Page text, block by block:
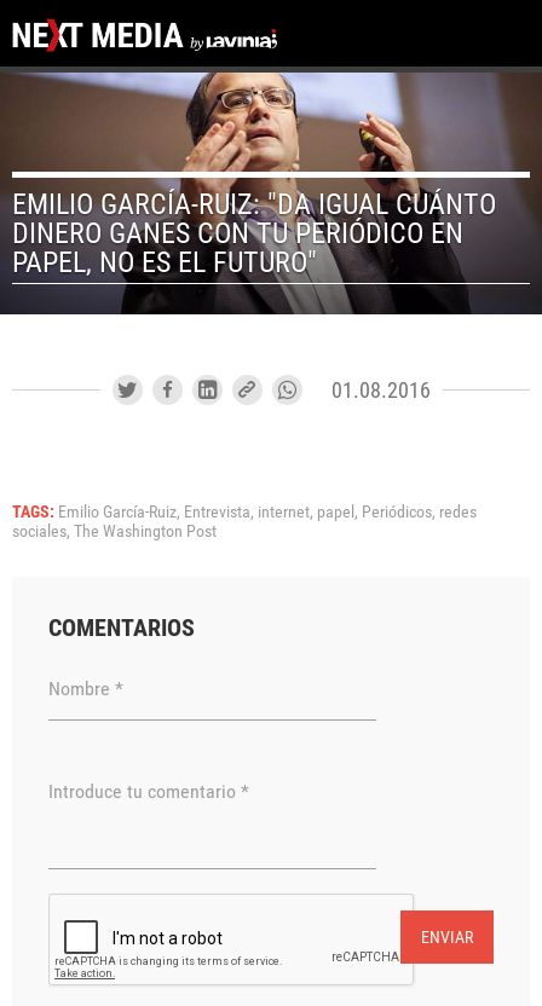
EMILIO GARCÍA-RUIZ: "DA IGUAL CUÁNTO
DINERO GANES CON TU PERIÓDICO EN
PAPEL, NO ES EL FUTURO"
01.08.2016
TAGS: Emilio García-Ruiz, Entrevista, internet, papel, Periódicos, redes
sociales, The Washington Post
COMENTARIOS
Nombre *
Introduce tu comentario *
ENVIAR